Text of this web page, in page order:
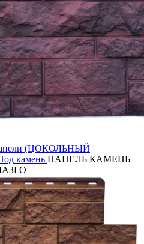
(ЦОКОЛЬНЫЙ
камень ПАНЕЛЬ КАМЕНЬ